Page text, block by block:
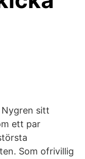
sitt
ett par
Som ofrivillig